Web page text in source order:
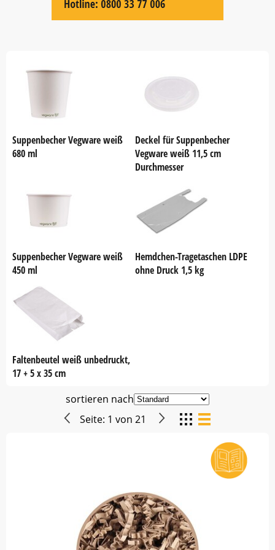
Suppenbecher Vegware weiß
680 ml
Deckel für Suppenbecher
Vegware weiß 11,5 cm
Durchmesser
Suppenbecher Vegware weiß
450 ml
Hemdchen-Tragetaschen LDPE
ohne Druck 1,5 kg
Faltenbeutel weiß unbedruckt,
17 + 5 x 35 cm
sortieren nach
Seite: 1 von 21